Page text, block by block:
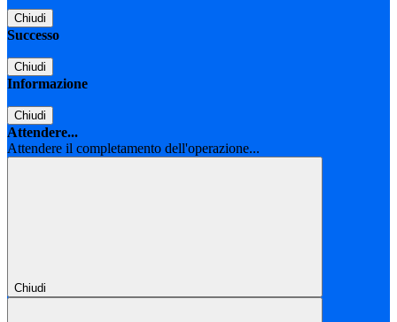
Chiudi
Successo
Chiudi
Informazione
Chiudi
Attendere...
Attendere il completamento dell'operazione...
Chiudi